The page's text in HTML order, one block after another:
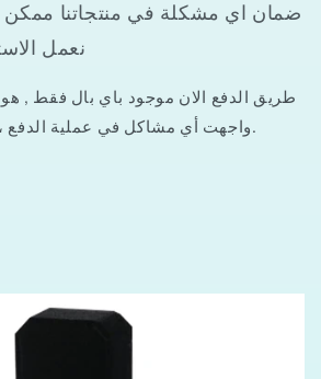
نعمل
طريق الدفع الان موجود باي بال فقط , هو
واجهت أي مشاكل في عملية الدفع ، يمكنك الاتصال بنا.